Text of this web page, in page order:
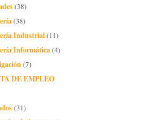
(38)
(38)
Industrial(11)
Informática(4)
(7)
DE EMPLEO
(31)